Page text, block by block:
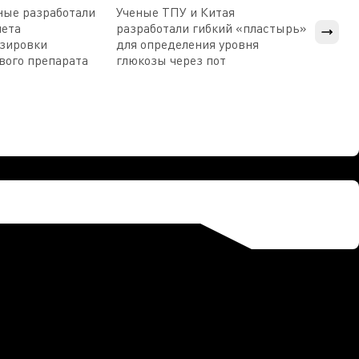
разработали
препарата
Ученые ТПУ и Китая
разработали гибкий «пластырь»
для определения уровня
глюкозы через пот